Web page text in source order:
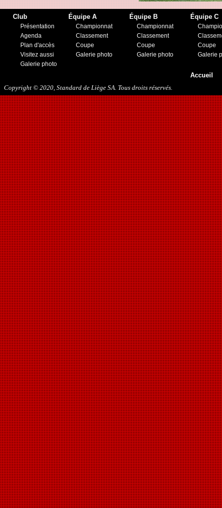
06/05/2017
20/05/2017
21/10/2017
25/11/2017
17/02/2018
01/05/2018
13/05/2018
27/10/2018
10/11/2018
16/03/2019
31/07/2019
09/11/2019
23/11/2019
Club
Présentation
Agenda
Plan d'accès
Visitez aussi
Galerie photo
Équipe A
Championnat
Classement
Coupe
Galerie photo
Équipe B
Championnat
Classement
Coupe
Galerie photo
Équipe C
Coupe
Galerie
Accueil
Copyright © 2020, Standard de Liège SA. Tous droits réservés.